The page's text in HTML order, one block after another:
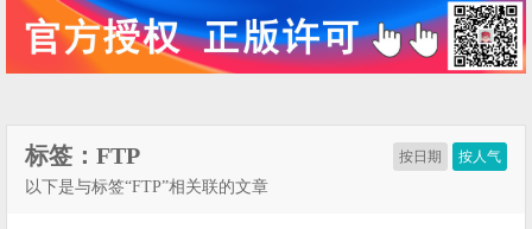
按日期 按人气
标签：FTP
以下是与标签“FTP”相关联的文章